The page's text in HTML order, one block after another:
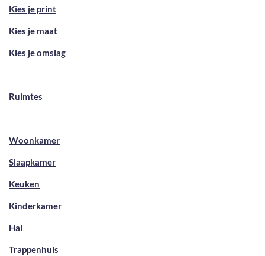
Kies je print
Kies je maat
Kies je omslag
Ruimtes
Woonkamer
Slaapkamer
Keuken
Kinderkamer
Hal
Trappenhuis